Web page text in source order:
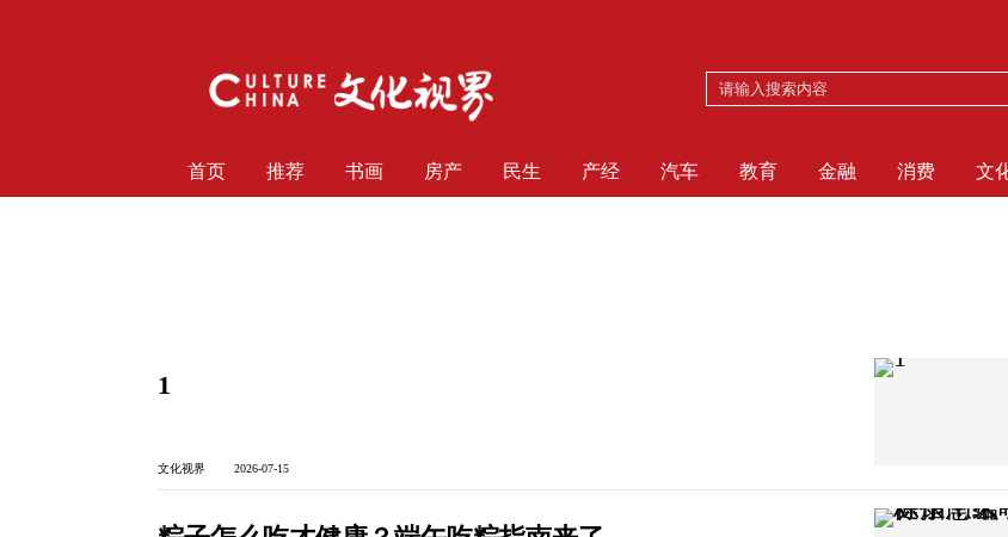
首页 推荐 书画 房产 民生 产经 汽车 教育 金融 消费 文
1
文化视界 2026-07-15